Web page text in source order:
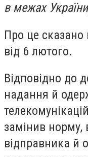
в межах
Про це сказано
від 6 лютого.
Відповідно до
надання й
замінив норму,
відправника й